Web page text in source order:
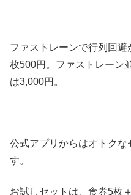
ファストレーンで行列回
枚500円。ファストレーン
は3,000円。
公式アプリからはオトクな
す。
お試しセットは、食券5枚